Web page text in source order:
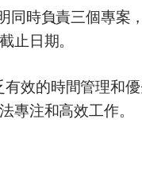
同時負責三個專案
止日期。
效的時間管理和
專注和高效工作。